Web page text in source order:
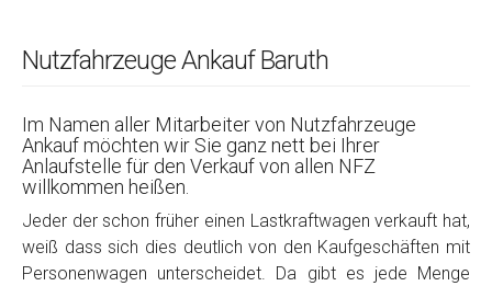
Nutzfahrzeuge Ankauf Baruth
Im Namen aller Mitarbeiter von Nutzfahrzeuge
Ankauf möchten wir Sie ganz nett bei Ihrer
Anlaufstelle für den Verkauf von allen NFZ
willkommen heißen.
Jeder der schon früher einen Lastkraftwagen verkauft hat,
weiß dass sich dies deutlich von den Kaufgeschäften mit
Personenwagen unterscheidet. Da gibt es jede Menge